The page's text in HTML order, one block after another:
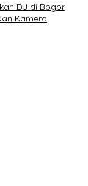
DJ di Bogor
Kamera